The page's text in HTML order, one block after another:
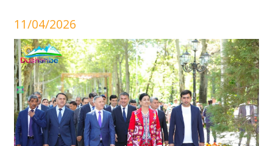
11/04/2026